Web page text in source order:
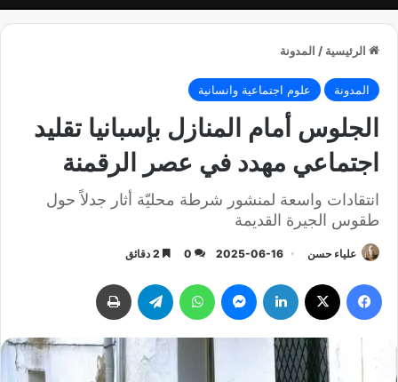
الرئيسية / المدونة
المدونة علوم اجتماعية وانسانية
الجلوس أمام المنازل بإسبانيا تقليد
اجتماعي مهدد في عصر الرقمنة
انتقادات واسعة لمنشور شرطة محليّة أثار جدلاً حول
طقوس الجيرة القديمة
علياء حسن 2025-06-16
0